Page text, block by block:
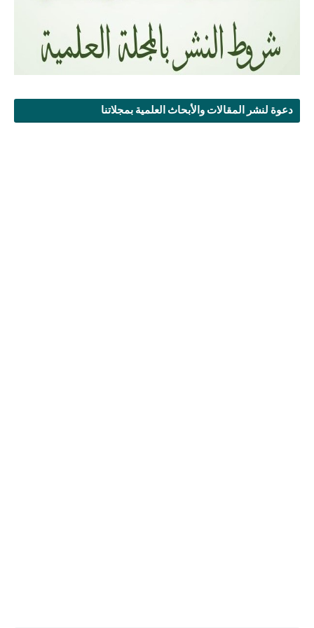
دعوة لنشر المقالات والأبحاث العلمية بمجلاتنا